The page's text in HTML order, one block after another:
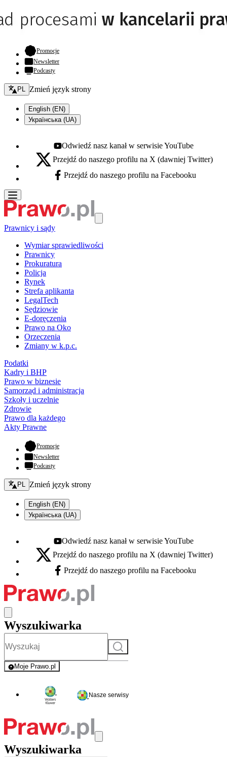
Promocje- otwiera się w nowej karcie
Newsletter
Podcasty
Zmień język - bieżący:
PL Zmień język strony
English (EN)
Українська (UA)
Youtube - otwiera się w nowej karcie
Odwiedź nasz kanał w serwisie YouTube
X - otwiera się w nowej karcie
Przejdź do naszego profilu na X (dawniej Twitter)
Facebook - otwiera się w nowej karcie
Przejdź do naszego profilu na Facebooku
Prawnicy i sądy
Wymiar sprawiedliwości
Prawnicy
Prokuratura
Policja
Rynek
Strefa aplikanta
LegalTech
Sędziowie
E-doręczenia
Prawo na Oko
Orzeczenia
Zmiany w k.p.c.
Podatki
Kadry i BHP
Prawo w biznesie
Samorząd i administracja
Szkoły i uczelnie
Zdrowie
Prawo dla każdego
Akty Prawne
Promocje- otwiera się w nowej karcie
Newsletter
Podcasty
Zmień język - bieżący:
PL Zmień język strony
English (EN)
Українська (UA)
Youtube - otwiera się w nowej karcie
Odwiedź nasz kanał w serwisie YouTube
X - otwiera się w nowej karcie
Przejdź do naszego profilu na X (dawniej Twitter)
Facebook - otwiera się w nowej karcie
Przejdź do naszego profilu na Facebooku
Wyszukiwarka
Szukaj
Moje Prawo.pl
- rejestracja i logowanie do serwisu
Nasze serwisy
Wyszukiwarka